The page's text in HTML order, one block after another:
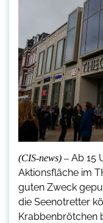
(CIS-news) – Ab 15
Aktionsfläche im
guten Zweck
die Seenotretter
Krabbenbrötchen